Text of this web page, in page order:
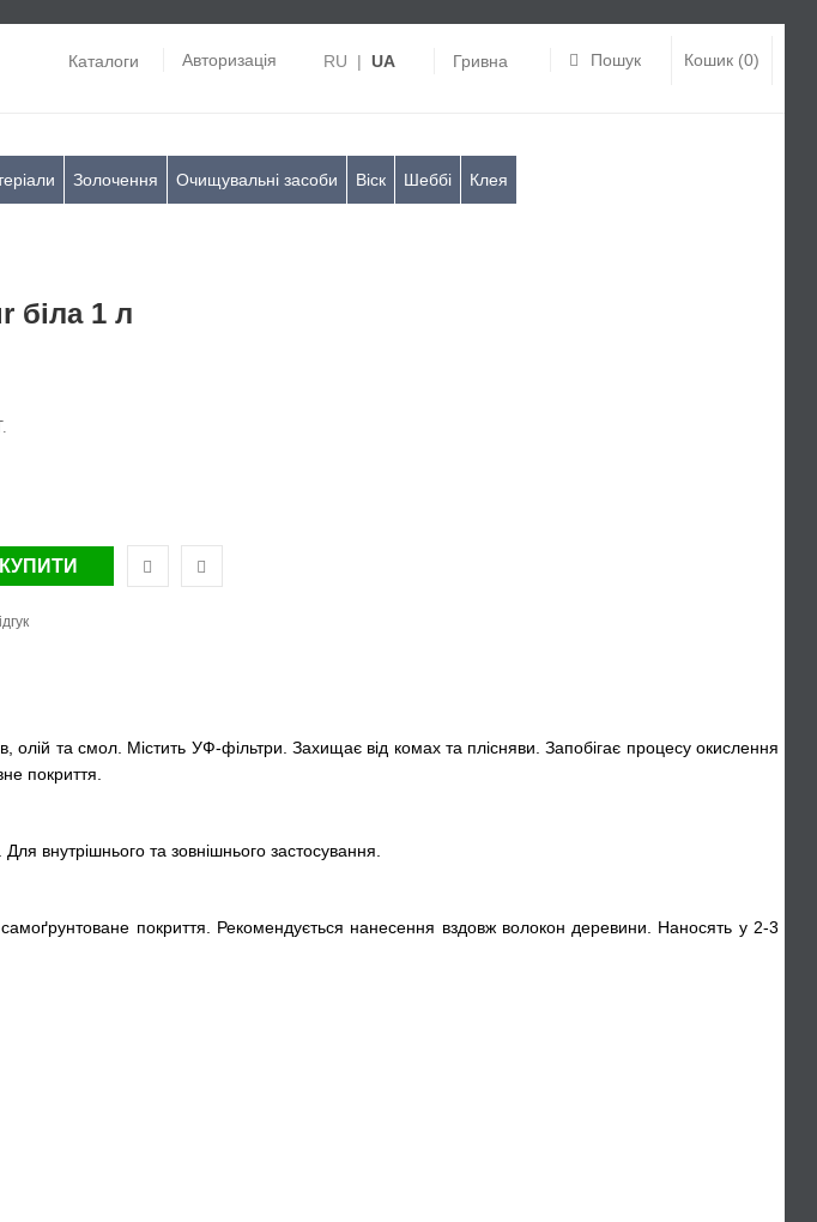
Каталоги Авторизація RU | UA Гривна Пошук Кошик (0)
Золочення Очищувальні засоби Віск Шеббі Клея
біла 1 л
та смол. Містить УФ-фільтри. Захищає від комах та плісняви. Запобігає процесу окислення
покриття.
внутрішнього та зовнішнього застосування.
покриття. Рекомендується нанесення вздовж волокон деревини. Наносять у 2-3